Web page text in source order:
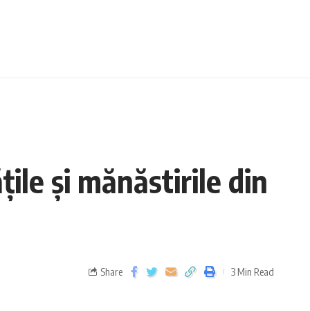
și mănăstirile din
Share 3 Min Read